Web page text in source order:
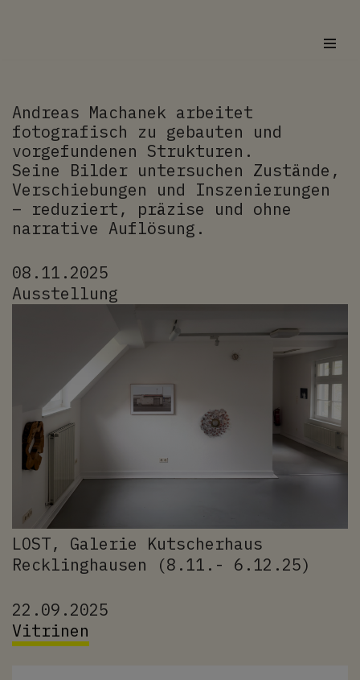
Andreas Machanek arbeitet
fotografisch zu gebauten und
vorgefundenen Strukturen.
Seine Bilder untersuchen Zustände,
Verschiebungen und Inszenierungen
– reduziert, präzise und ohne
narrative Auflösung.
08.11.2025
Ausstellung
LOST, Galerie Kutscherhaus
Recklinghausen (8.11.- 6.12.25)
22.09.2025
Vitrinen